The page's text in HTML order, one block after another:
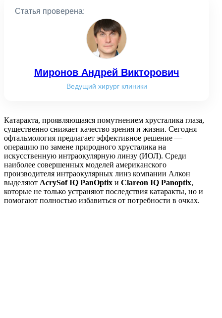
Статья проверена:
Миронов Андрей Викторович
Ведущий хирург клиники
Катаракта, проявляющаяся помутнением хрусталика глаза,
существенно снижает качество зрения и жизни. Сегодня
офтальмология предлагает эффективное решение —
операцию по замене природного хрусталика на
искусственную интраокулярную линзу (ИОЛ). Среди
наиболее совершенных моделей американского
производителя интраокулярных линз компании Алкон
выделяют AcrySof IQ PanOptix и Clareon IQ Panoptix,
которые не только устраняют последствия катаракты, но и
помогают полностью избавиться от потребности в очках.